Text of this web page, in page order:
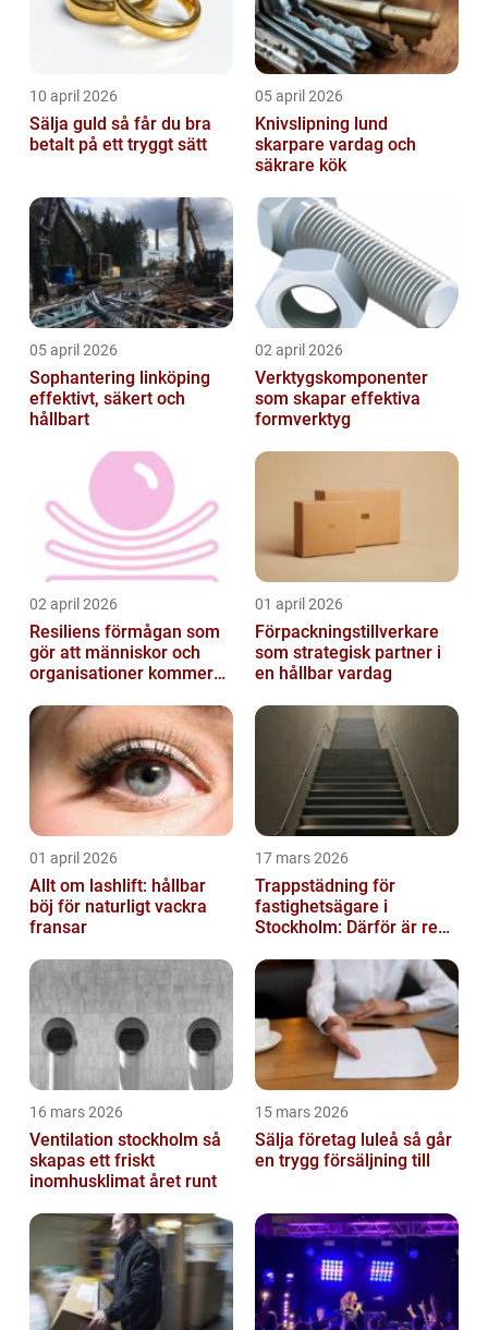
10 april 2026
Sälja guld så får du bra
betalt på ett tryggt sätt
05 april 2026
Knivslipning lund
skarpare vardag och
säkrare kök
05 april 2026
Sophantering linköping
effektivt, säkert och
hållbart
02 april 2026
Verktygskomponenter
som skapar effektiva
formverktyg
02 april 2026
Resiliens förmågan som
gör att människor och
organisationer kommer
01 april 2026
Förpackningstillverkare
som strategisk partner i
en hållbar vardag
01 april 2026
Allt om lashlift: hållbar
böj för naturligt vackra
fransar
17 mars 2026
Trappstädning för
fastighetsägare i
Stockholm: Därför är rena
investering
16 mars 2026
Ventilation stockholm så
skapas ett friskt
inomhusklimat året runt
15 mars 2026
Sälja företag luleå så går
en trygg försäljning till